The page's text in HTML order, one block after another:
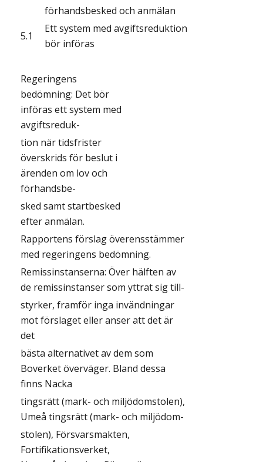
förhandsbesked och anmälan
5.1
Ett system med avgiftsreduktion
bör införas
Regeringens
bedömning: Det bör
införas ett system med
avgiftsreduk-
tion när tidsfrister
överskrids för beslut i
ärenden om lov och
förhandsbe-
sked samt startbesked
efter anmälan.
Rapportens förslag överensstämmer
med regeringens bedömning.
Remissinstanserna: Över hälften av
de remissinstanser som yttrat sig till-
styrker, framför inga invändningar
mot förslaget eller anser att det är
det
bästa alternativet av dem som
Boverket överväger. Bland dessa
finns Nacka
tingsrätt (mark- och miljödomstolen),
Umeå tingsrätt (mark- och miljödom-
stolen), Försvarsmakten,
Fortifikationsverket,